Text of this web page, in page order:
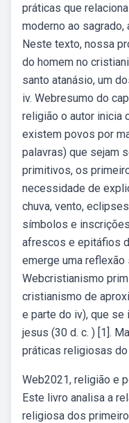
práticas que
moderno ao sagrado,
Neste texto, nossa
do homem no
santo atanásio, um
iv. Webresumo do
religião o autor inicia
existem povos por
palavras) que sejam
primitivos, os
necessidade de
chuva, vento,
símbolos e
afrescos e epitáfios
emerge uma reflexão
Webcristianismo
cristianismo de
e parte do iv), que se
jesus (30 d. c. ) [1].
práticas religiosas
Web2021, religião e
Este livro analisa a
religiosa dos